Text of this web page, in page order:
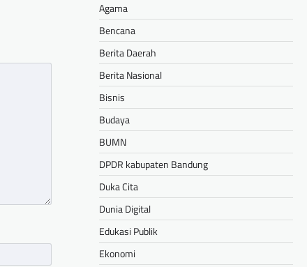
Agama
Bencana
Berita Daerah
Berita Nasional
Bisnis
Budaya
BUMN
DPDR kabupaten Bandung
Duka Cita
Dunia Digital
Edukasi Publik
Ekonomi